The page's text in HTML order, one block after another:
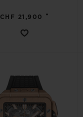
CHF 21,900 •